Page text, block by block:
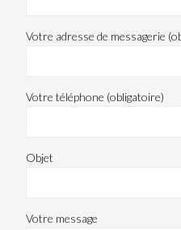
Votre adresse de messagerie
Votre téléphone (obligatoire)
Objet
Votre message